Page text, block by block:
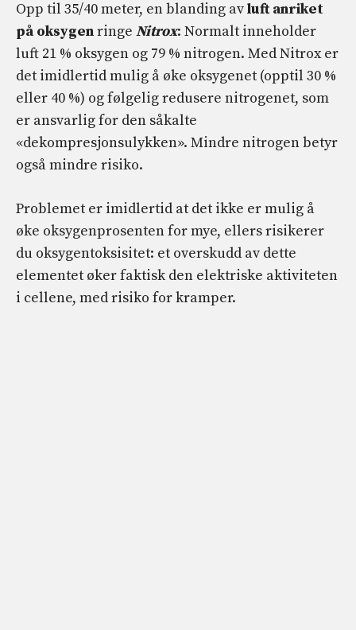
Opp til 35/40 meter, en blanding avluft anriket
på oksygenringe Nitrox: Normalt inneholder
luft 21 % oksygen og 79 % nitrogen. Med Nitrox er
det imidlertid mulig å øke oksygenet (opptil 30 %
eller 40 %) og følgelig redusere nitrogenet, som
er ansvarlig for den såkalte
«dekompresjonsulykken». Mindre nitrogen betyr
også mindre risiko.
Problemet er imidlertid at det ikke er mulig å
øke oksygenprosenten for mye, ellers risikerer
du oksygentoksisitet: et overskudd av dette
elementet øker faktisk den elektriske aktiviteten
i cellene, med risiko for kramper.